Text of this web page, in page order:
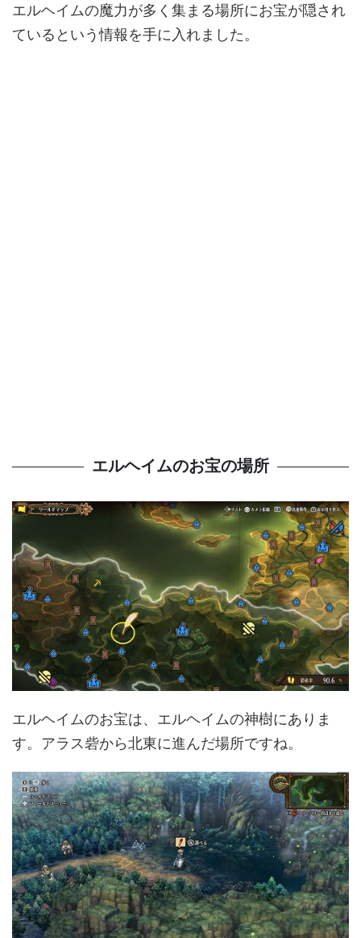
エルヘイムの魔力が多く集まる場所にお宝が隠され
ているという情報を手に入れました。
エルヘイムのお宝の場所
エルヘイムのお宝は、エルヘイムの神樹にありま
す。アラス砦から北東に進んだ場所ですね。